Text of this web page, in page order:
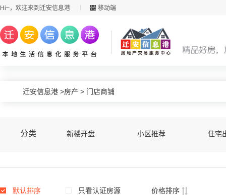
Hi~，欢迎来到迁安信息港 移动端
迁安信息港 >房产 > 门店商铺
分类 新楼开盘 小区推荐 住宅
默认排序 只看认证房源 价格排序